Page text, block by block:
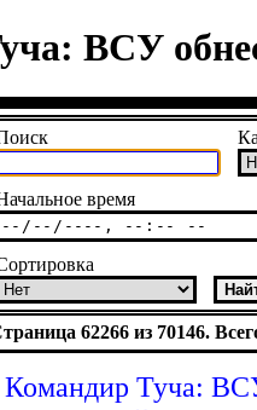
ВСУ
время
62266 из 70146.
Командир Туча: